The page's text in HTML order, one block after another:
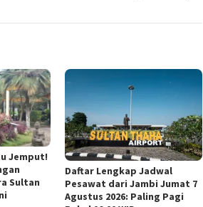
Jemput!
Sultan
Daftar Lengkap Jadwal
Pesawat dari Jambi Jumat 7
Agustus 2026: Paling Pagi